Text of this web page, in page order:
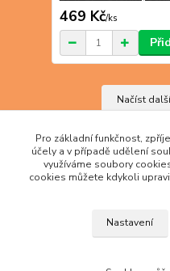
469 Kč/ks
Načíst
Pro základní funkčnost,
účely a v případě udělení
využíváme soubory
cookies můžete kdykoli
Nastavení